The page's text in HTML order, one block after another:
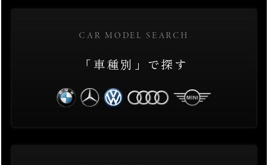
CAR MODEL SEARCH
「車種別」で探す